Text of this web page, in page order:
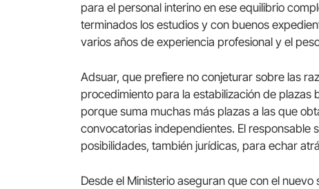
para el personal interino en ese equilibrio
terminados los estudios y con buenos
varios años de experiencia profesional y el
Adsuar, que prefiere no conjeturar sobre las
procedimiento para la estabilización de
porque suma muchas más plazas a las que
convocatorias independientes. El responsable
posibilidades, también jurídicas, para echar
Desde el Ministerio aseguran que con el